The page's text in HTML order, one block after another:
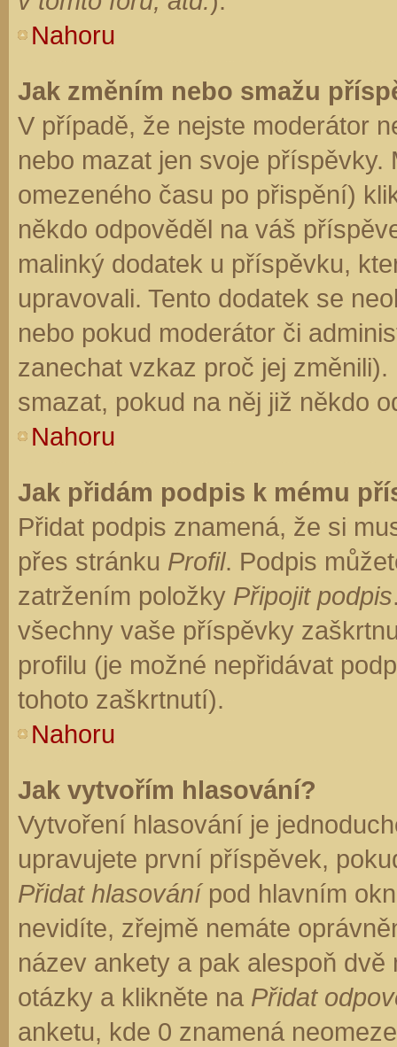
Nahoru
Jak změním nebo smažu
V případě, že nejste moderátor
nebo mazat jen svoje
omezeného času po přispění)
někdo odpověděl na váš
malinký dodatek u příspěvku,
upravovali. Tento dodatek se
nebo pokud moderátor či
zanechat vzkaz proč jej
smazat, pokud na něj již někdo
Nahoru
Jak přidám podpis k mému
Přidat podpis znamená, že si
přes stránku Profil. Podpis
zatržením položky Připojit podpis
všechny vaše příspěvky
profilu (je možné nepřidávat
tohoto zaškrtnutí).
Nahoru
Jak vytvořím hlasování?
Vytvoření hlasování je
upravujete první příspěvek,
Přidat hlasovánípod hlavním
nevidíte, zřejmě nemáte
název ankety a pak alespoň
otázky a klikněte na Přidat
anketu, kde 0 znamená